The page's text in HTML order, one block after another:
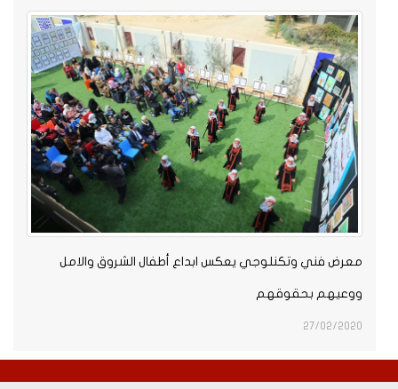
معرض فني وتكنلوجي يعكس ابداع أطفال الشروق والامل
ووعيهم بحقوقهم
27/02/2020